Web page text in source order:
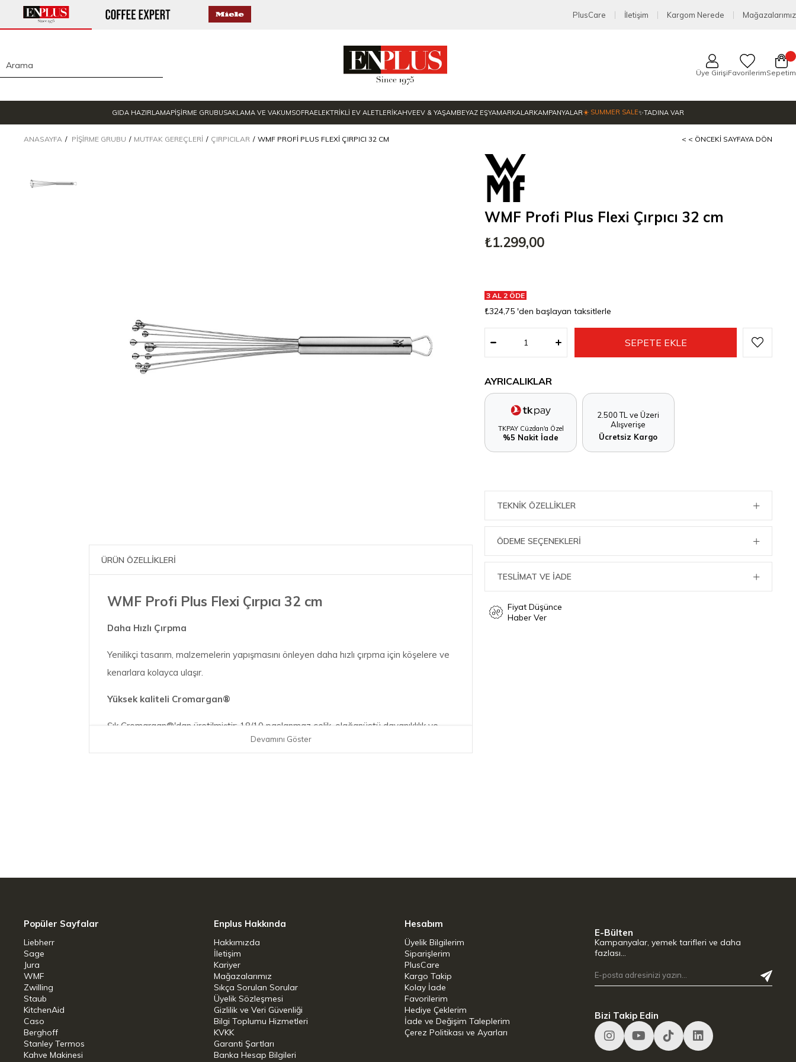
PlusCare İletişim Kargom Nerede Mağazalarımız
Üye GirişiFavorilerimSepetim
GIDA HAZIRLAMAPİŞİRME GRUBUSAKLAMA VE VAKUMSOFRAELEKTRİKLİ EV ALETLERİKAHVEEV & YAŞAMBEYAZ EŞYAMARKALARKAMPANYALAR☀️ SUMMER SALE✨TADINA VAR
ANASAYFA PIŞIRME GRUBU MUTFAK GEREÇLERI ÇIRPICILAR WMF PROFI PLUS FLEXI ÇIRPICI 32 CM < < ÖNCEKI SAYFAYA DÖN
ÜRÜN ÖZELLİKLERİ
WMF Profi Plus Flexi Çırpıcı 32 cm
Daha Hızlı Çırpma
Yenilikçi tasarım, malzemelerin yapışmasını önleyen daha hızlı çırpma için köşelere ve
kenarlara kolayca ulaşır.
Yüksek kaliteli Cromargan®
Şık Cromargan®'dan üretilmiştir: 18/10 paslanmaz çelik, olağanüstü dayanıklılık ve
asla etkilemeyi başaramayan zarif bir mat yüzey.
Entegre kayar halka, kabloları bir araya getirmeyi mümkün kılar; böylece rahat ve
yerden tasarruf sağlayan bir depolama sağlar
Çok amaçlı bir kullanım imkanı sağlar
Bulaşık Makinesinde Yıkanabilir
Her seferinde mükemmel hijyen için bulaşık makinesinde yıkanabilir, su geçirmez
Devamını Göster
WMF Profi Plus Flexi Çırpıcı 32 cm
₺1.299,00
3 AL 2 ÖDE
₺324,75 'den başlayan taksitlerle
AYRICALIKLAR
TKPAY Cüzdan'a Özel
%5 Nakit İade
2.500 TL ve Üzeri
Alışverişe
Ücretsiz Kargo
TEKNIK ÖZELLIKLER
ÖDEME SEÇENEKLERI
TESLİMAT VE İADE
Fiyat Düşünce
Haber Ver
Popüler Sayfalar
Liebherr
Sage
Jura
WMF
Zwilling
Staub
KitchenAid
Caso
Berghoff
Stanley Termos
Kahve Makinesi
Enplus Hakkında
Hakkımızda
İletişim
Kariyer
Mağazalarımız
Sıkça Sorulan Sorular
Üyelik Sözleşmesi
Gizlilik ve Veri Güvenliği
Bilgi Toplumu Hizmetleri
KVKK
Garanti Şartları
Banka Hesap Bilgileri
Hesabım
Üyelik Bilgilerim
Siparişlerim
PlusCare
Kargo Takip
Kolay İade
Favorilerim
Hediye Çeklerim
İade ve Değişim Taleplerim
Çerez Politikası ve Ayarları
E-Bülten
Kampanyalar, yemek tarifleri ve daha
fazlası…
Bizi Takip Edin